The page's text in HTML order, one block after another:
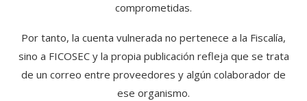
comprometidas.
Por tanto, la cuenta vulnerada no pertenece a la Fiscalía,
sino a FICOSEC y la propia publicación refleja que se trata
de un correo entre proveedores y algún colaborador de
ese organismo.